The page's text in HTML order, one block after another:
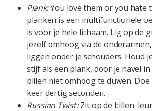
Plank:You love them or you hate
planken is een multifunctionele
is voor je hele lichaam. Lig op de
jezelf omhoog via de
liggen onder je schouders. Houd
stijf als een plank, door je navel
billen niet omhoog te duwen.
keer dertig seconden.
Russian Twist:Zit op de billen,